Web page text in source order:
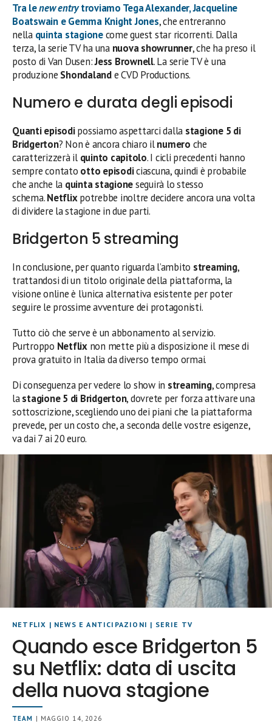
Tra lenew entrytroviamo Tega Alexander,Jacqueline
BoatswaineGemma Knight Jones, che entreranno
nella quinta stagionecome guest star ricorrenti. Dalla
terza, la serie TV ha unanuova showrunner, che ha preso il
posto di Van Dusen:Jess Brownell. La serie TV è una
produzione Shondalande CVD Productions.
Numero e durata degli episodi
Quanti episodipossiamo aspettarci dalla stagione 5 di
Bridgerton? Non è ancora chiaro ilnumero che
caratterizzerà ilquinto capitolo. I cicli precedenti hanno
sempre contato otto episodiciascuna, quindi è probabile
che anche la quinta stagioneseguirà lo stesso
schema.Netflixpotrebbe inoltre decidere ancora una volta
di dividere la stagione in due parti.
Bridgerton 5 streaming
In conclusione, per quanto riguarda l’ambito streaming,
trattandosi di un titolo originale della piattaforma, la
visione online è l’unica alternativa esistente per poter
seguire le prossime avventure dei protagonisti.
Tutto ciò che serve è un abbonamento al servizio.
Purtroppo Netflix non mette più a disposizione il mese di
prova gratuito in Italia da diverso tempo ormai.
Di conseguenza per vedere lo show in streaming, compresa
lastagione 5 di Bridgerton, dovrete per forza attivare una
sottoscrizione, scegliendo uno dei piani che la piattaforma
prevede, per un costo che, a seconda delle vostre esigenze,
va dai 7 ai 20 euro.
NETFLIX | NEWS E ANTICIPAZIONI | SERIE TV
Quando esce Bridgerton 5
su Netflix: data di uscita
della nuova stagione
TEAM | MAGGIO 14, 2026